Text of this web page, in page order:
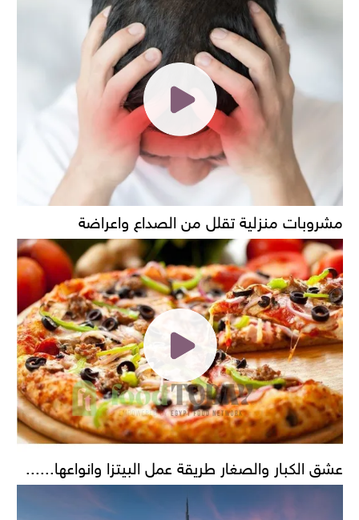
مشروبات منزلية تقلل من الصداع واعراضة
عشق الكبار والصغار طريقة عمل البيتزا وانواعها......